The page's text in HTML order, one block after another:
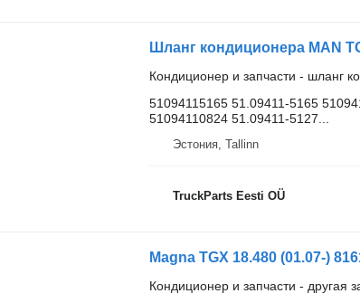
Кондиционер и запчасти - шланг
51094115165 51.09411-5165
51094110824 51.09411-5127...
Эстония, Tallinn
TruckParts Eesti OÜ
Кондиционер и запчасти - другая